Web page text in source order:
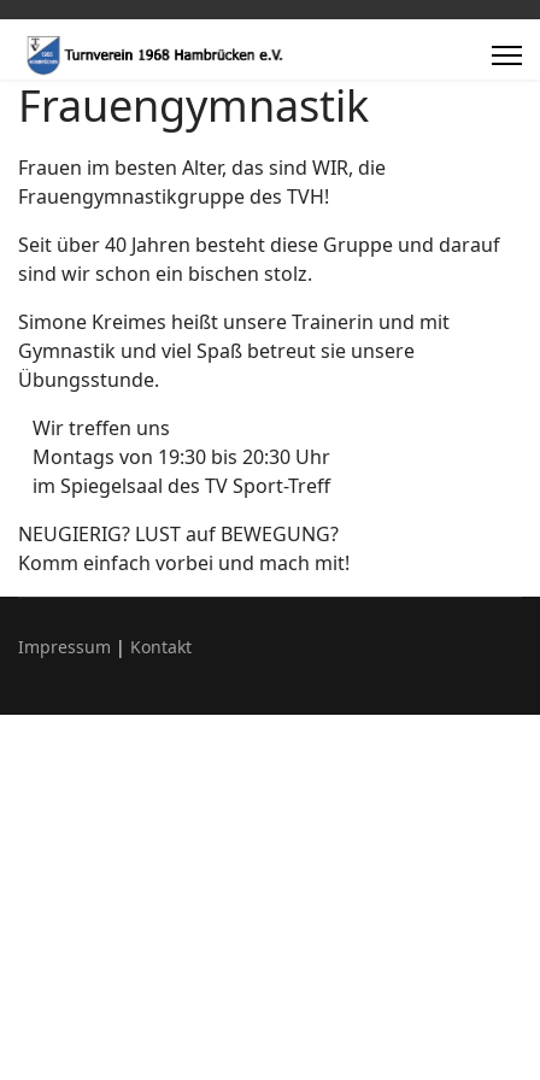
Frauengymnastik
Frauen im besten Alter, das sind WIR, die
Frauengymnastikgruppe des TVH!
Seit über 40 Jahren besteht diese Gruppe und darauf
sind wir schon ein bischen stolz.
Simone Kreimes heißt unsere Trainerin und mit
Gymnastik und viel Spaß betreut sie unsere
Übungsstunde.
Wir treffen uns
Montags von 19:30 bis 20:30 Uhr
im Spiegelsaal des TV Sport-Treff
NEUGIERIG? LUST auf BEWEGUNG?
Komm einfach vorbei und mach mit!
Impressum | Kontakt